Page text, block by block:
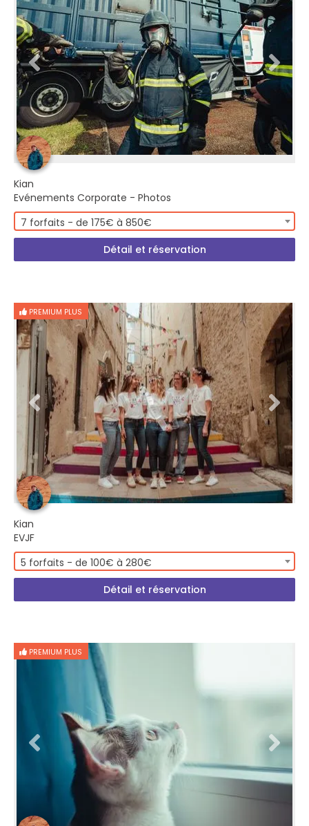
Kian
Evénements Corporate - Photos
7 forfaits - de 175€ à 850€
Détail et réservation
PREMIUM PLUS
Kian
EVJF
5 forfaits - de 100€ à 280€
Détail et réservation
PREMIUM PLUS